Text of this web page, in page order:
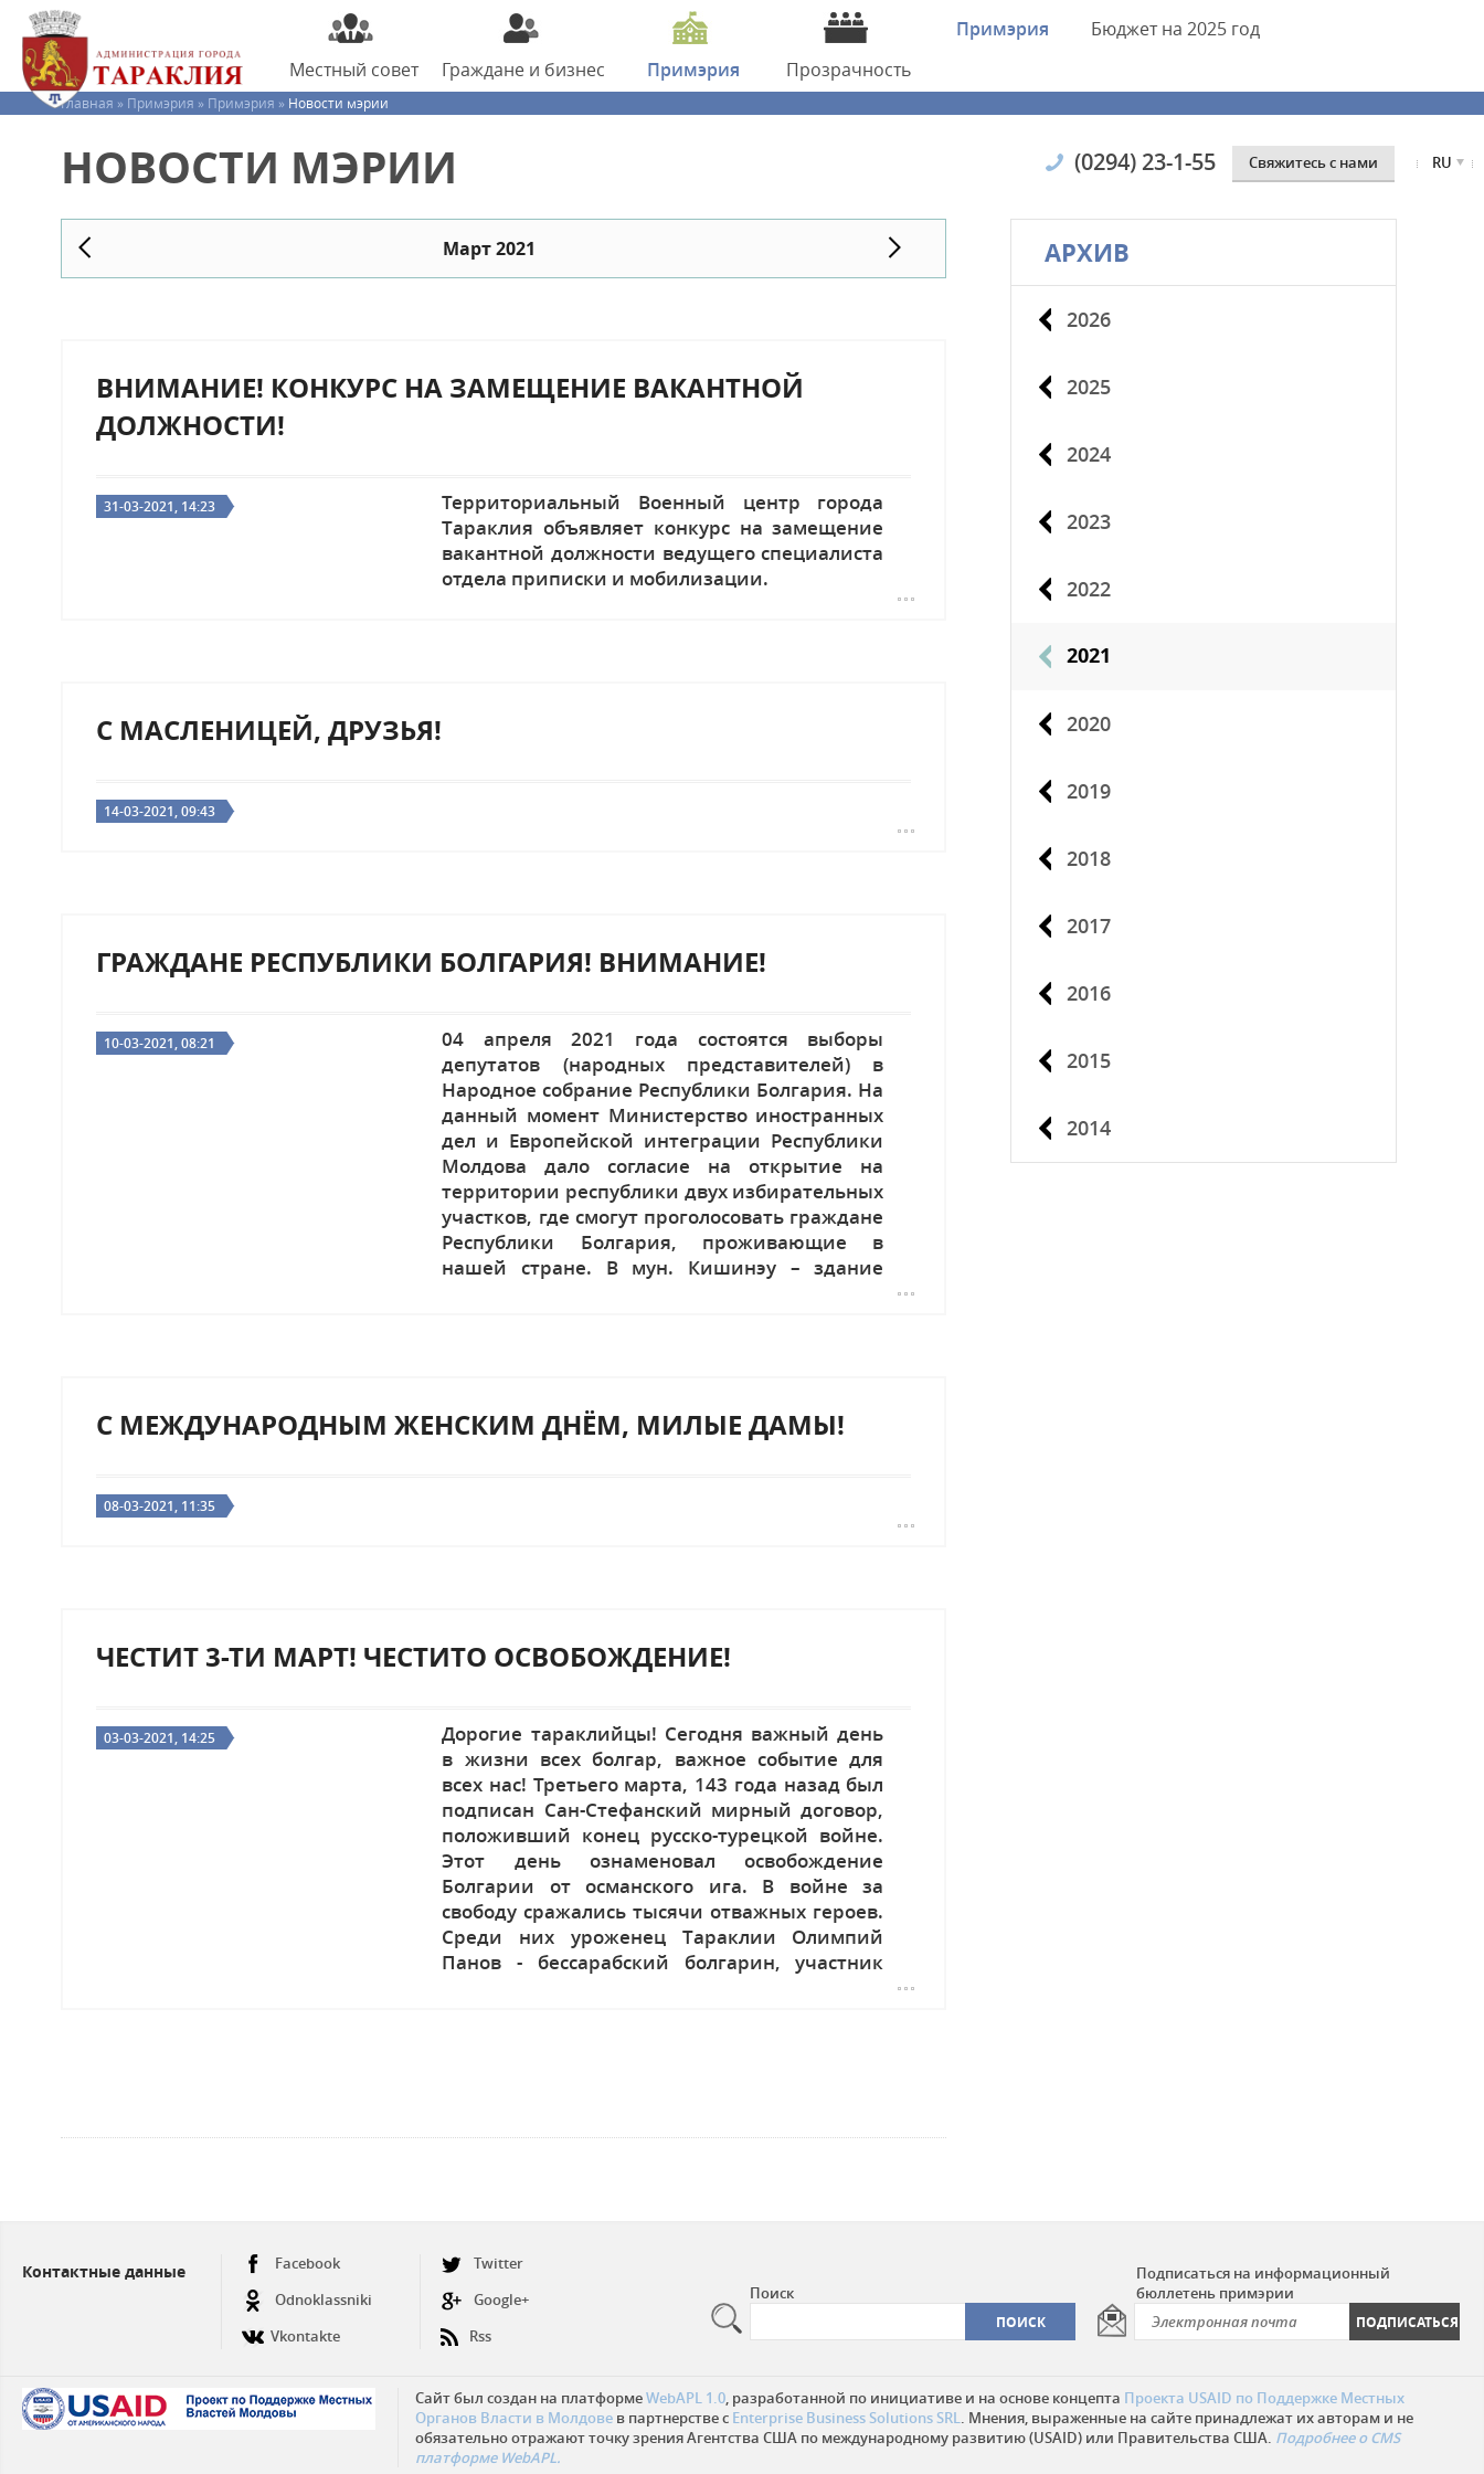
Местный совет Граждане и бизнес Примэрия Прозрачность
Примэрия Бюджетна 2025 год
(0294) 23-1-55 Cвяжитесь с нами RU
Главная » Примэрия » Примэрия » Новости мэрии
НОВОСТИ МЭРИИ
АРХИВ
2026
2025
2024
2023
2022
2021
2020
2019
2018
2017
2016
2015
2014
Март 2021
ВНИМАНИЕ! КОНКУРС НА ЗАМЕЩЕНИЕ ВАКАНТНОЙ
ДОЛЖНОСТИ!
31-03-2021, 14:23
Территориальный Военный центр города
Тараклия объявляет конкурс на замещение
вакантной должности ведущего специалиста
отдела приписки и мобилизации.
С МАСЛЕНИЦЕЙ, ДРУЗЬЯ!
14-03-2021, 09:43
ГРАЖДАНЕ РЕСПУБЛИКИ БОЛГАРИЯ! ВНИМАНИЕ!
10-03-2021, 08:21
04 апреля 2021 года состоятся выборы
депутатов (народных представителей) в
Народное собрание Республики Болгария. На
данный момент Министерство иностранных
дел и Европейской интеграции Республики
Молдова дало согласие на открытие на
территории республики двух избирательных
участков, где смогут проголосовать граждане
Республики Болгария, проживающие в
нашей стране. В мун. Кишинэу – здание
С МЕЖДУНАРОДНЫМ ЖЕНСКИМ ДНЁМ, МИЛЫЕ ДАМЫ!
08-03-2021, 11:35
ЧЕСТИТ 3-ТИ МАРТ! ЧЕСТИТО ОСВОБОЖДЕНИЕ!
03-03-2021, 14:25
Дорогие тараклийцы! Сегодня важный день
в жизни всех болгар, важное событие для
всех нас! Третьего марта, 143 года назад был
подписан Сан-Стефанский мирный договор,
положивший конец русско-турецкой войне.
Этот день ознаменовал освобождение
Болгарии от османского ига. В войне за
свободу сражались тысячи отважных героев.
Среди них уроженец Тараклии Олимпий
Панов - бессарабский болгарин, участник
Контактные данные
Facebook
Odnoklassniki
Vkontakte
Twitter
Google+
Rss
Поиск
Подписаться на информационный
бюллетень примэрии
Сайт был создан на платформеWebAPL 1.0, разработанной по инициативе и на основе концепта Проекта USAID по Поддержке Местных
Органов Власти в Молдове в партнерстве с Enterprise Business Solutions SRL. Мнения, выраженные на сайте принадлежат их авторам и не
обязательно отражают точку зрения Агентства США по международному развитию (USAID) или Правительства США. Подробнее о CMS
платформе WebAPL.